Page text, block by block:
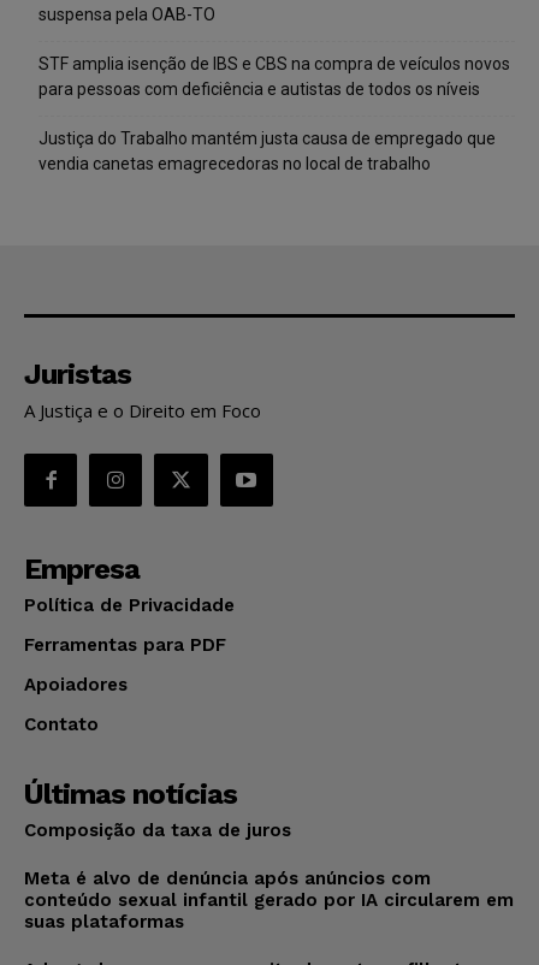
suspensa pela OAB-TO
STF amplia isenção de IBS e CBS na compra de veículos novos
para pessoas com deficiência e autistas de todos os níveis
Justiça do Trabalho mantém justa causa de empregado que
vendia canetas emagrecedoras no local de trabalho
Juristas
A Justiça e o Direito em Foco
Empresa
Política de Privacidade
Ferramentas para PDF
Apoiadores
Contato
Últimas notícias
Composição da taxa de juros
Meta é alvo de denúncia após anúncios com
conteúdo sexual infantil gerado por IA circularem em
suas plataformas